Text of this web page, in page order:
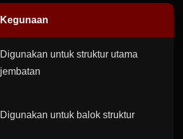
Kegunaan
Digunakan untuk struktur utama
jembatan
Digunakan untuk balok struktur